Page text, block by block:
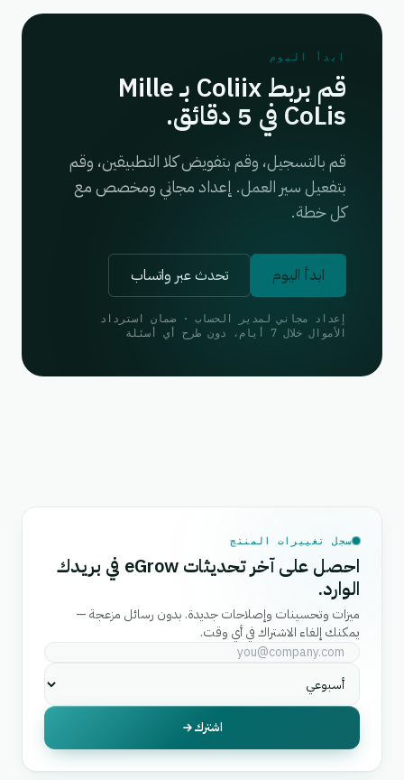
ابدأ اليوم
قم بربط Coliix بـ Mille
CoLis في 5 دقائق.
قم بالتسجيل، وقم بتفويض كلا التطبيقين، وقم
بتفعيل سير العمل. إعداد مجاني ومخصص مع
كل خطة.
ابدأ اليوم تحدث عبر واتساب
إعداد مجاني لمدير الحساب · ضمان استرداد
الأموال خلال 7 أيام، دون طرح أي أسئلة
سجل تغييرات المنتج
احصل على آخر تحديثات eGrow في بريدك
الوارد.
ميزات وتحسينات وإصلاحات جديدة. بدون رسائل مزعجة —
يمكنك إلغاء الاشتراك في أي وقت.
اشترك